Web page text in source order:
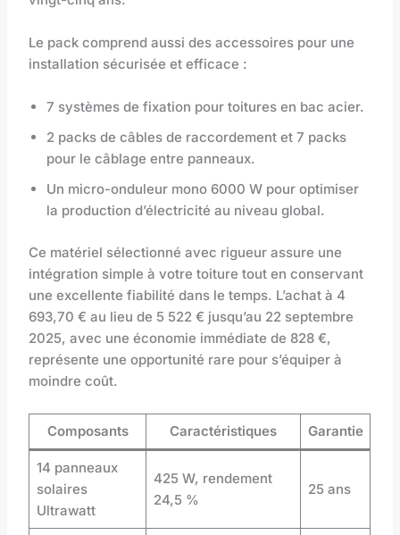
Le pack comprend aussi des accessoires pour une
installation sécurisée et efficace :
7 systèmes de fixation pour toitures en bac acier.
2 packs de câbles de raccordement et 7 packs
pour le câblage entre panneaux.
Un micro-onduleur mono 6000 W pour optimiser
la production d’électricité au niveau global.
Ce matériel sélectionné avec rigueur assure une
intégration simple à votre toiture tout en conservant
une excellente fiabilité dans le temps. L’achat à 4
693,70 € au lieu de 5 522 € jusqu’au 22 septembre
2025, avec une économie immédiate de 828 €,
représente une opportunité rare pour s’équiper à
moindre coût.
Composants Caractéristiques Garantie
14 panneaux
solaires
Ultrawatt
425 W, rendement
24,5 %
25 ans